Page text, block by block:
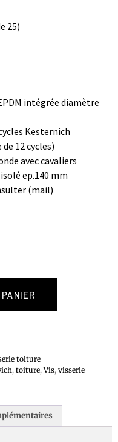
25)
intégrée diamètre
Kesternich
12 cycles)
avec cavaliers
ep.140 mm
(mail)
toiture
, toiture,Vis, visserie